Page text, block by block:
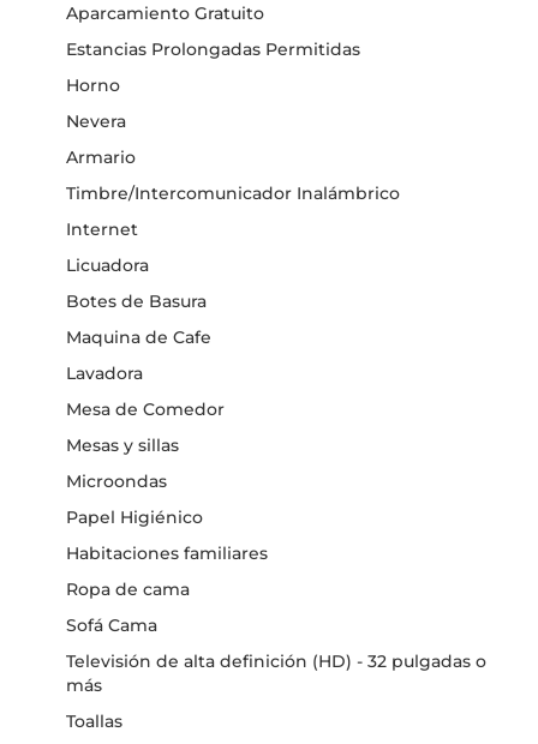
Aparcamiento Gratuito
Estancias Prolongadas Permitidas
Horno
Nevera
Armario
Timbre/Intercomunicador Inalámbrico
Internet
Licuadora
Botes de Basura
Maquina de Cafe
Lavadora
Mesa de Comedor
Mesas y sillas
Microondas
Papel Higiénico
Habitaciones familiares
Ropa de cama
Sofá Cama
Televisión de alta definición (HD) - 32 pulgadas o
más
Toallas